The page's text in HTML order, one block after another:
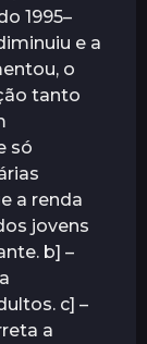
1995–
e a
o
tanto
só
a renda
jovens
b] –
c] –
a